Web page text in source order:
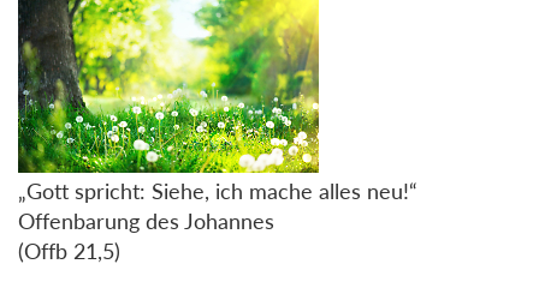
„Gott spricht: Siehe, ich mache alles neu!“
Offenbarung des Johannes
(Offb 21,5)